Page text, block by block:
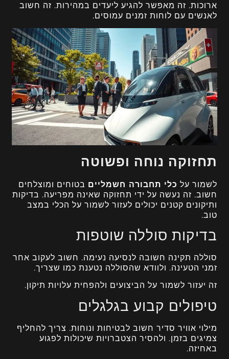
ארוכות. זה מאפשר להגיע ליעדים במהירות. זה חשוב
לאנשים עם לוחות זמנים עמוסים.
תחזוקה נוחה ופשוטה
לשמור על כלי תחבורה חשמליים בטוחים ומוצלחים
חשוב. זה נעשה על ידי תחזוקה שאינה מפריעה. בדיקות
ותיקונים קטנים יכולים לעזור לשמור על הכלי במצב
טוב.
בדיקות סוללה שוטפות
סוללה תקינה חשובה לנסיעה נעימה. חשוב לעקוב אחר
זמני הטעינה. ולוודא שהסוללה נטענת כמו שצריך.
זה יעזור לשמור על הביצועים ולהפחית עלויות תיקון.
טיפולים קבוע בגלגלים
מילוי אוויר סדיר חשוב לבטיחות ונוחות. צריך להחליף
צמיגים בזמן. ולהסיר הצטברויות שיכולות לפגוע
באחיזה.